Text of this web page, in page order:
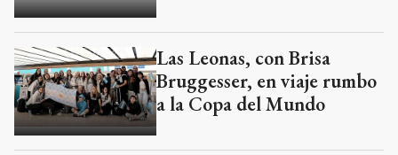
Las Leonas, con Brisa
Bruggesser, en viaje rumbo
a la Copa del Mundo